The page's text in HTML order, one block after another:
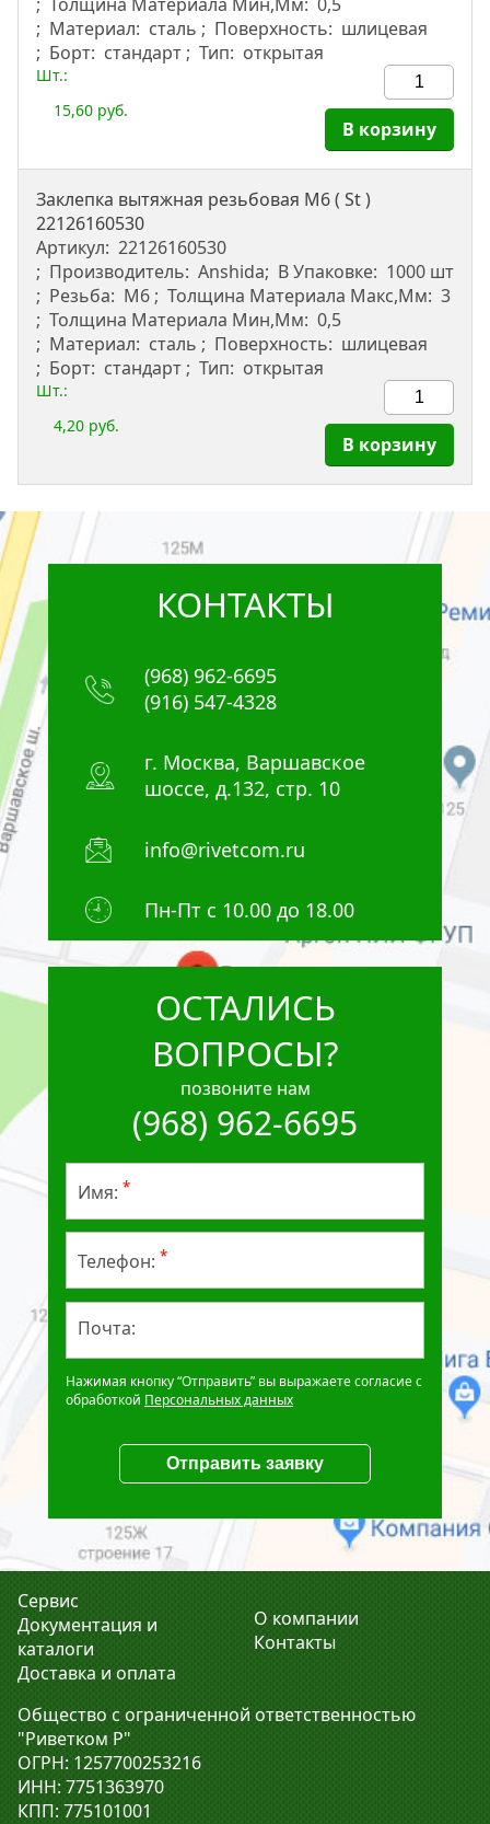
Материал: сталь Поверхность: шлицевая
Борт: стандарт Тип: открытая
Шт.:
15,60 руб.
В корзину
Заклепка вытяжная резьбовая M6 ( St )
22126160530
Артикул: 22126160530
Производитель: Anshida В Упаковке: 1000 шт
Резьба: М6 Толщина Материала Макс,мм: 3
Толщина Материала Мин,мм: 0,5
Материал: сталь Поверхность: шлицевая
Борт: стандарт Тип: открытая
Шт.:
4,20 руб.
В корзину
КОНТАКТЫ
(968) 962-6695
(916) 547-4328
г. Москва, Варшавское
шоссе, д.132, стр. 10
info@rivetcom.ru
Пн-Пт с 10.00 до 18.00
ОСТАЛИСЬ
ВОПРОСЫ?
позвоните нам
(968) 962-6695
Имя: *
Телефон: *
Почта:
Нажимая кнопку “Отправить” вы выражаете согласие с
обработкой Персональных данных
Сервис
Документация и
каталоги
Доставка и оплата
О компании
Контакты
Общество с ограниченной ответственностью
"Риветком Р"
ОГРН: 1257700253216
ИНН: 7751363970
КПП: 775101001